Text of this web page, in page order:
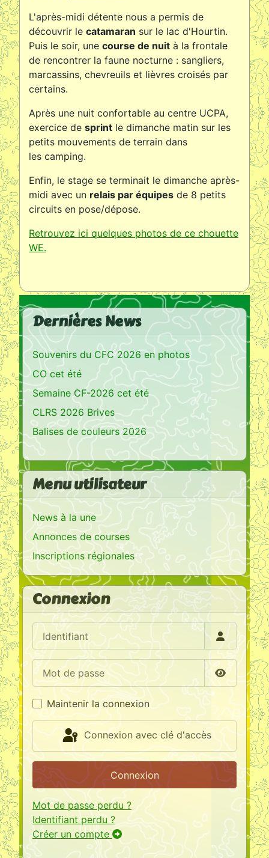
Dernières News
Souvenirs du CFC 2026 en photos
CO cet été
Semaine CF-2026 cet été
CLRS 2026 Brives
Balises de couleurs 2026
Menu utilisateur
News à la une
Annonces de courses
Inscriptions régionales
Connexion
Mot de passe
Afficher
Maintenir la connexion
Connexion avec clé d'accès
Connexion
Mot de passe perdu ?
Identifiant perdu ?
Créer un compte
L'après-midi détente nous a permis de
découvrir le catamaran sur le lac d'Hourtin.
Puis le soir, une course de nuit à la frontale
de rencontrer la faune nocturne : sangliers,
marcassins, chevreuils et lièvres croisés par
certains.
Après une nuit confortable au centre UCPA,
exercice de sprint le dimanche matin sur les
petits mouvements de terrain dans
les camping.
Enfin, le stage se terminait le dimanche après-
midi avec un relais par équipes de 8 petits
circuits en pose/dépose.
Retrouvez ici quelques photos de ce chouette
WE.